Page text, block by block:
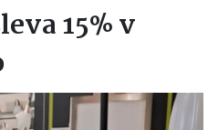
15% v